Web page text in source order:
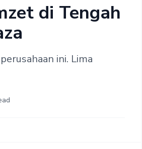
di Tengah
ini. Lima